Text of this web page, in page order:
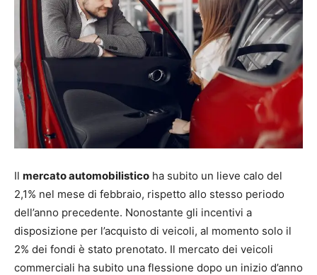
Il mercato automobilistico ha subito un lieve calo del
2,1% nel mese di febbraio, rispetto allo stesso periodo
dell’anno precedente. Nonostante gli incentivi a
disposizione per l’acquisto di veicoli, al momento solo il
2% dei fondi è stato prenotato. Il mercato dei veicoli
commerciali ha subito una flessione dopo un inizio d’anno